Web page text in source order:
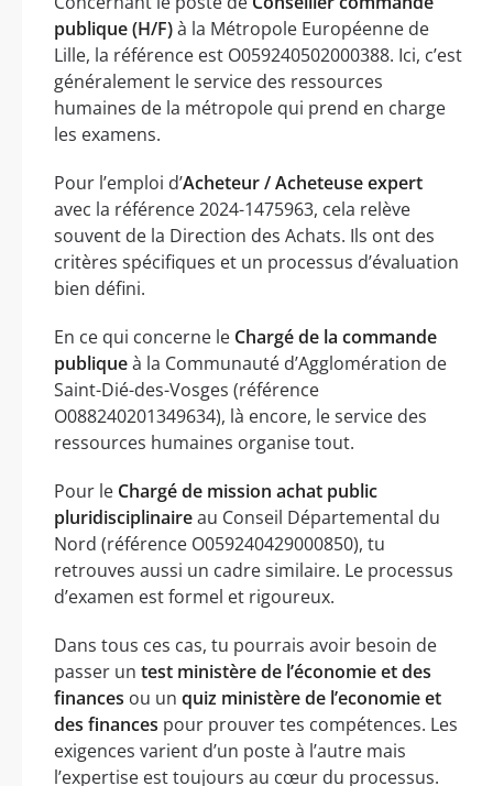
publique (H/F)à la Métropole Européenne de
Lille, la référence est O059240502000388. Ici, c’est
généralement le service des ressources
humaines de la métropole qui prend en charge
les examens.
Pour l’emploi d’Acheteur / Acheteuse expert
avec la référence 2024-1475963, cela relève
souvent de la Direction des Achats. Ils ont des
critères spécifiques et un processus d’évaluation
bien défini.
En ce qui concerne le Chargé de la commande
publiqueà la Communauté d’Agglomération de
Saint-Dié-des-Vosges (référence
O088240201349634), là encore, le service des
ressources humaines organise tout.
Pour le Chargé de mission achat public
pluridisciplinaireau Conseil Départemental du
Nord (référence O059240429000850), tu
retrouves aussi un cadre similaire. Le processus
d’examen est formel et rigoureux.
Dans tous ces cas, tu pourrais avoir besoin de
passer un test ministère de l’économie et des
finances ou un quiz ministère de l’economie et
des finances pour prouver tes compétences. Les
exigences varient d’un poste à l’autre mais
l’expertise est toujours au cœur du processus.